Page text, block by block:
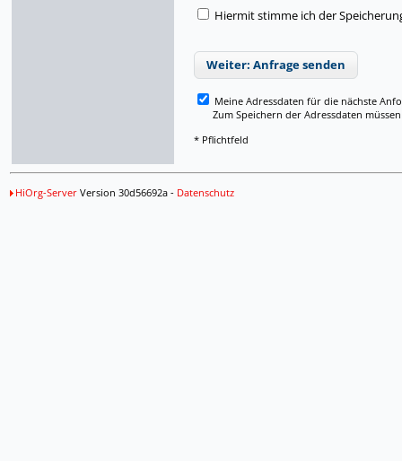
Hiermit stimme ich der
Weiter: Anfrage senden
Meine Adressdaten für die nächste
Zum Speichern der Adressdaten müssen
* Pflichtfeld
HiOrg-ServerVersion 30d56692a - Datenschutz